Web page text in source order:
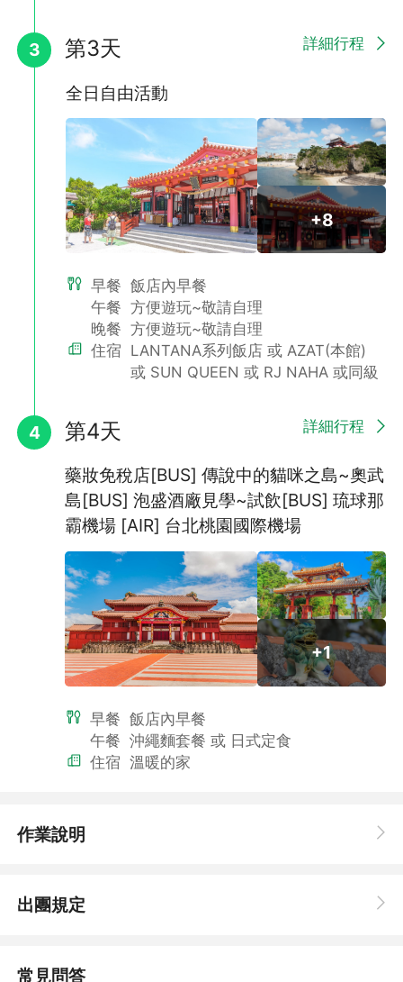
★沖繩單軌電車圖示★
★泰國亞洲航空★
成立於2003年12月8日，於2004年2月首航，由馬來西亞低成本
航空公司亞洲航空與泰國亞洲航運有限公司的合資成立，經營自曼
谷和泰國其它城市出發的國內及國際航線。一直以來是許多人心中
3 第3天 詳細行程
全日自由活動
+8
早餐 飯店內早餐
午餐 方便遊玩~敬請自理
晚餐 方便遊玩~敬請自理
住宿 LANTANA系列飯店 或 AZAT(本館)
或 SUN QUEEN 或 RJ NAHA 或同級
4 第4天 詳細行程
藥妝免稅店[BUS] 傳說中的貓咪之島~奧武
島[BUS] 泡盛酒廠見學~試飲[BUS] 琉球那
霸機場 [AIR] 台北桃園國際機場
+1
早餐 飯店內早餐
午餐 沖繩麵套餐 或 日式定食
住宿 溫暖的家
作業說明
出團規定
常見問答